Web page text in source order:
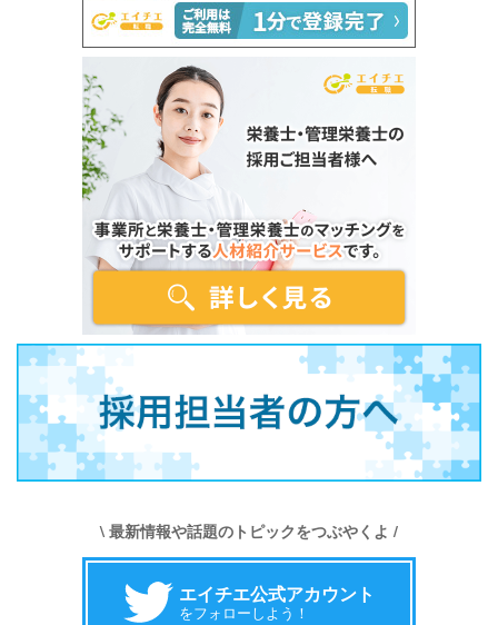
\ 最新情報や話題のトピックをつぶやくよ /
エイチエ公式アカウント
をフォローしよう！